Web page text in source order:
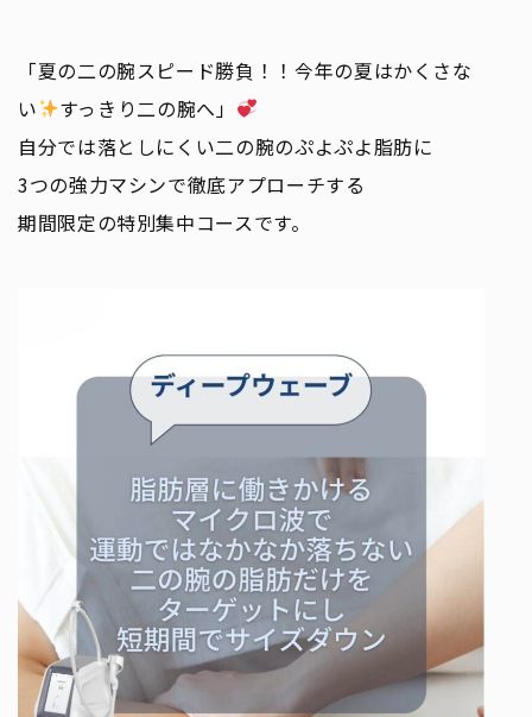
「夏の二の腕スピード勝負！！今年の夏はかくさな
い
すっきり二の腕へ」
自分では落としにくい二の腕のぷよぷよ脂肪に
3つの強力マシンで徹底アプローチする
期間限定の特別集中コースです。